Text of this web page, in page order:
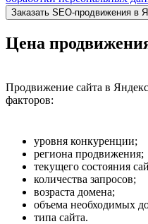
Заказать SEO-продвижения в
Цена
Продвижение сайта в
факторов:
уровня конкуренции;
региона продвижения;
текущего состояния
количества запросов;
возраста домена;
объема необходимых
типа сайта.